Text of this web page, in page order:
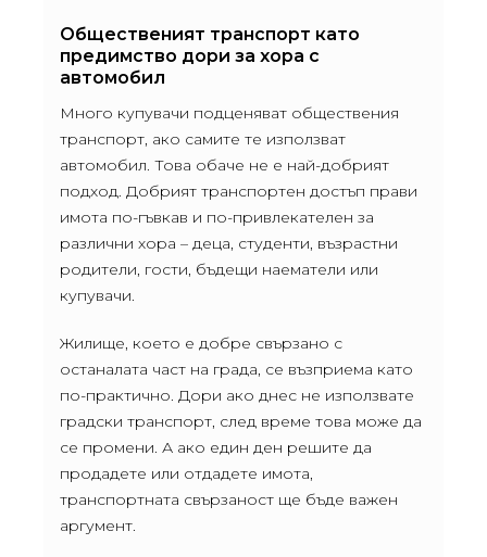
Общественият транспорт като
предимство дори за хора с
автомобил
Много купувачи подценяват обществения
транспорт, ако самите те използват
автомобил. Това обаче не е най-добрият
подход. Добрият транспортен достъп прави
имота по-гъвкав и по-привлекателен за
различни хора – деца, студенти, възрастни
родители, гости, бъдещи наематели или
купувачи.
Жилище, което е добре свързано с
останалата част на града, се възприема като
по-практично. Дори ако днес не използвате
градски транспорт, след време това може да
се промени. А ако един ден решите да
продадете или отдадете имота,
транспортната свързаност ще бъде важен
аргумент.